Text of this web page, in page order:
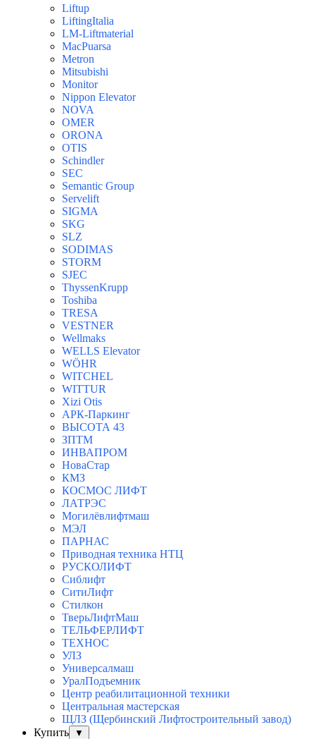
Liftup
LiftingItalia
LM-Liftmaterial
MacPuarsa
Metron
Mitsubishi
Monitor
Nippon Elevator
NOVA
OMER
ORONA
OTIS
Schindler
SEC
Semantic Group
Servelift
SIGMA
SKG
SLZ
SODIMAS
STORM
SJEC
ThyssenKrupp
Toshiba
TRESA
VESTNER
Wellmaks
WELLS Elevator
WÖHR
WITCHEL
WITTUR
Xizi Otis
АРК-Паркинг
ВЫСОТА 43
ЗПТМ
ИНВАПРОМ
НоваСтар
КМЗ
КОСМОС ЛИФТ
ЛАТРЭС
Могилёвлифтмаш
МЭЛ
ПАРНАС
Приводная техника НТЦ
РУСКОЛИФТ
Сиблифт
СитиЛифт
Стилкон
ТверьЛифтМаш
ТЕЛЬФЕРЛИФТ
ТЕХНОС
УЛЗ
Универсалмаш
УралПодъемник
Центр реабилитационной техники
Центральная мастерская
ЩЛЗ (Щербинский Лифтостроительный завод)
Купить
▼